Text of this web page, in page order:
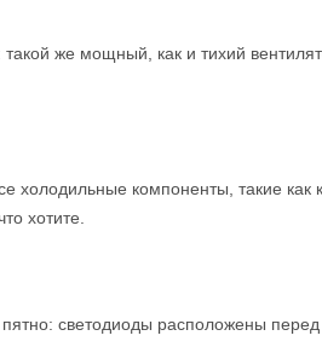
же мощный, как и тихий
холодильные компоненты, такие как
хотите.
светодиоды расположены